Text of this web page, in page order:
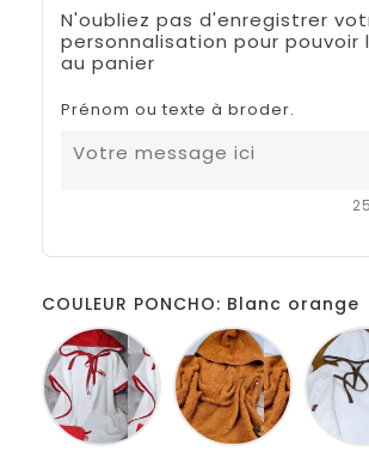
N'oubliez pas d'enregistrer
personnalisation pour pouvoir
au panier
Prénom ou texte à broder.
COULEUR PONCHO: Blanc orange
Blanc
rouge
Camel